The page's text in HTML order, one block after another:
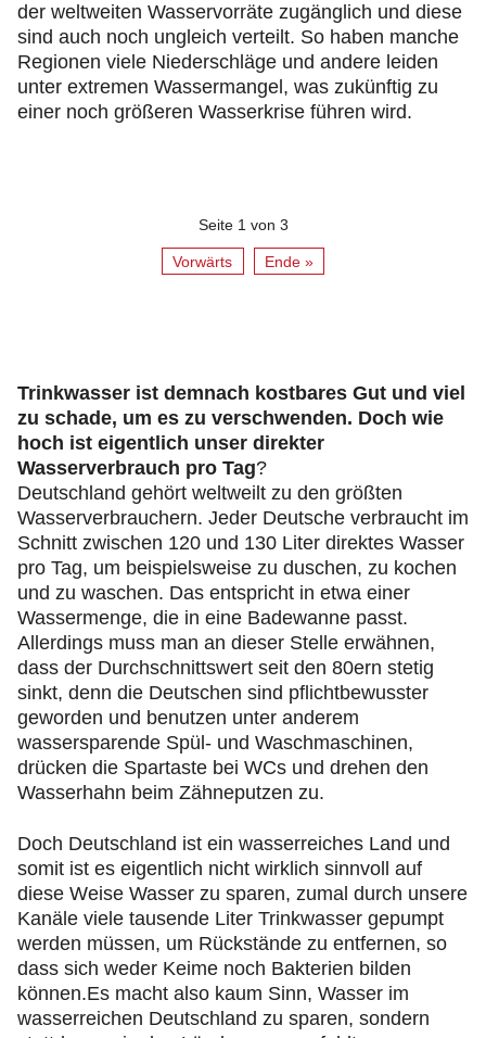
der weltweiten Wasservorräte zugänglich und diese
sind auch noch ungleich verteilt. So haben manche
Regionen viele Niederschläge und andere leiden
unter extremen Wassermangel, was zukünftig zu
einer noch größeren Wasserkrise führen wird.
Seite 1 von 3
Vorwärts Ende »
Trinkwasser ist demnach kostbares Gut und viel
zu schade, um es zu verschwenden. Doch wie
hoch ist eigentlich unser direkter
Wasserverbrauch pro Tag?
Deutschland gehört weltweilt zu den größten
Wasserverbrauchern. Jeder Deutsche verbraucht im
Schnitt zwischen 120 und 130 Liter direktes Wasser
pro Tag, um beispielsweise zu duschen, zu kochen
und zu waschen. Das entspricht in etwa einer
Wassermenge, die in eine Badewanne passt.
Allerdings muss man an dieser Stelle erwähnen,
dass der Durchschnittswert seit den 80ern stetig
sinkt, denn die Deutschen sind pflichtbewusster
geworden und benutzen unter anderem
wassersparende Spül- und Waschmaschinen,
drücken die Spartaste bei WCs und drehen den
Wasserhahn beim Zähneputzen zu.
Doch Deutschland ist ein wasserreiches Land und
somit ist es eigentlich nicht wirklich sinnvoll auf
diese Weise Wasser zu sparen, zumal durch unsere
Kanäle viele tausende Liter Trinkwasser gepumpt
werden müssen, um Rückstände zu entfernen, so
dass sich weder Keime noch Bakterien bilden
können.Es macht also kaum Sinn, Wasser im
wasserreichen Deutschland zu sparen, sondern